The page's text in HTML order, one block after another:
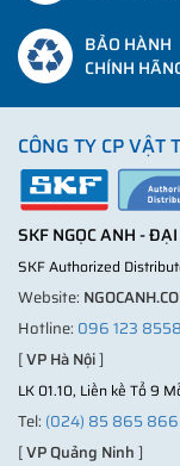
BẢO HÀNH
CHÍNH
CÔNG TY CP VẬT
SKF NGỌC ANH -
SKF Authorized
Website:
Hotline: 096 123 8558
[VP Hà Nội]
LK 01.10, Liền kề Tổ 9
Tel: (024) 85 865 866
[VP Quảng Ninh]